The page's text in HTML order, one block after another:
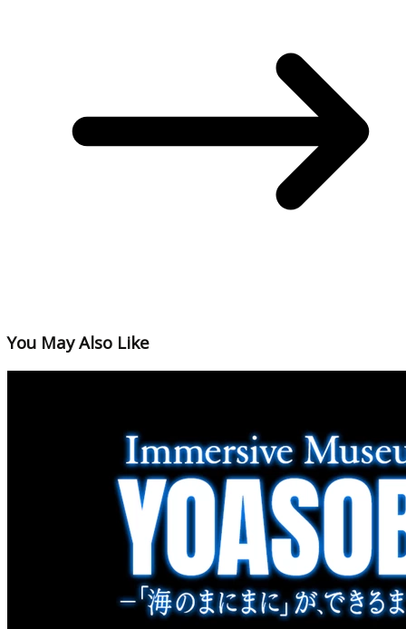
You May Also Like